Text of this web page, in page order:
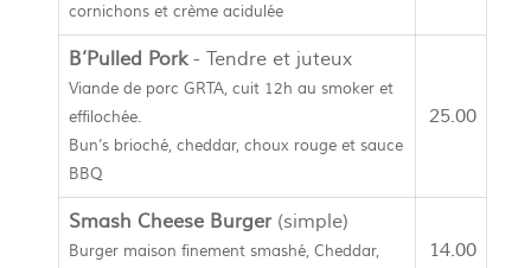
cornichons et crème acidulée
B’Pulled Pork- Tendre et juteux
Viande de porc GRTA, cuit 12h au smoker et
effilochée.
Bun’s brioché, cheddar, choux rouge et sauce
BBQ
25.00
Smash Cheese Burger(simple)
Burger maison finement smashé, Cheddar,
14.00